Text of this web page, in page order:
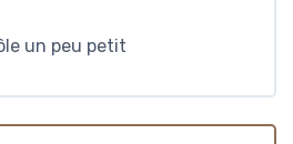
un peu petit